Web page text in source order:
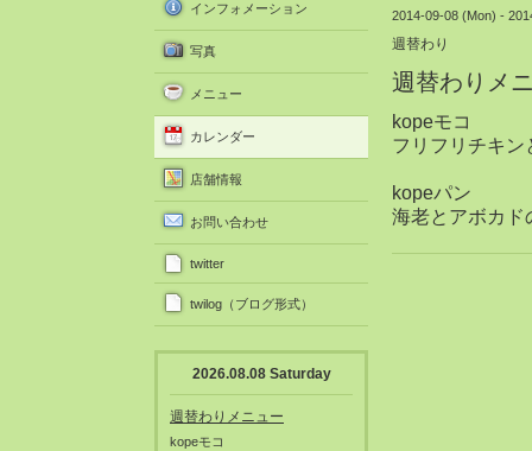
2014-09-08 (Mon) -
週替わり
週替わりメ
kopeモコ
フリフリチキン
kopeパン
海老とアボカド
インフォメーション
写真
メニュー
カレンダー
店舗情報
お問い合わせ
twitter
twilog（ブログ形式）
2026.08.08 Saturday
週替わりメニュー
kopeモコ